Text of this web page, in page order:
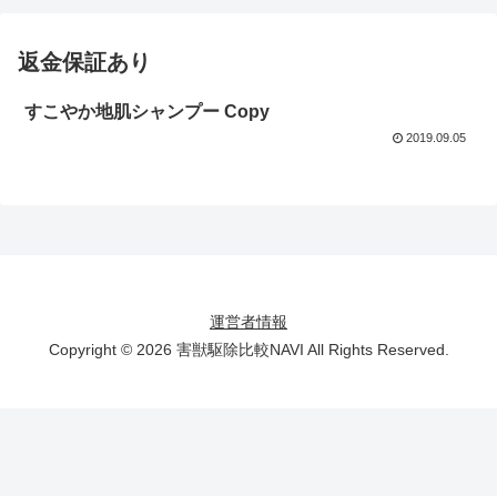
返金保証あり
すこやか地肌シャンプー Copy
2019.09.05
運営者情報
Copyright © 2026 害獣駆除比較NAVI All Rights Reserved.